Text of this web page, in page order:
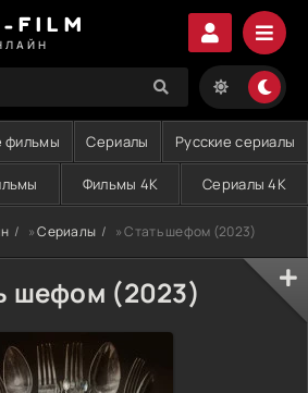
FILM
фильмы Сериалы Русские сериалы
Фильмы 4K Сериалы 4K
»Сериалы » Стать шефом (2023)
шефом (2023)